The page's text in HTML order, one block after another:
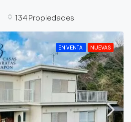
134 Propiedades
EN VENTA NUEVAS